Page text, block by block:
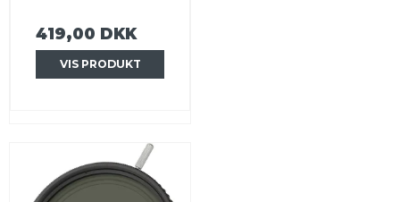
419,00 DKK
VIS PRODUKT